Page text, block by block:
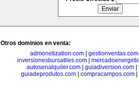
Otros dominios en venta:
admonetization.com| gestionventas.com
inversionesbursatiles.com|
autosenalquiler.com| guiadiversion.com|
guiadeprodutos.com| compracampos.com|